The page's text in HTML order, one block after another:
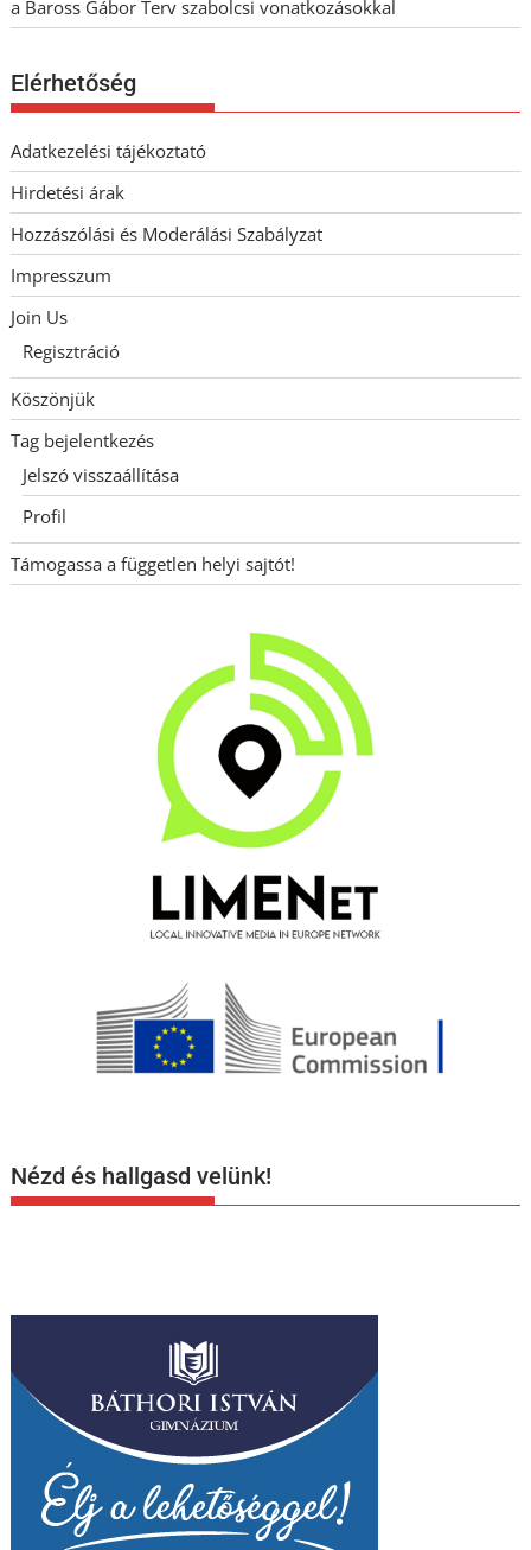
a Baross Gábor Terv szabolcsi vonatkozásokkal
Elérhetőség
Adatkezelési tájékoztató
Hirdetési árak
Hozzászólási és Moderálási Szabályzat
Impresszum
Join Us
Regisztráció
Köszönjük
Tag bejelentkezés
Jelszó visszaállítása
Profil
Támogassa a független helyi sajtót!
Nézd és hallgasd velünk!